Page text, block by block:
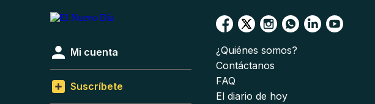
Mi cuenta
Suscríbete
¿Quiénes somos?
Contáctanos
FAQ
El diario de hoy